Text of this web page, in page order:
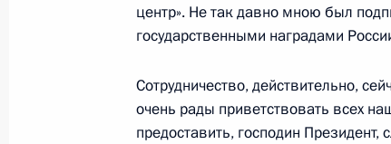
Переговоры с Лидером
Каддафи
центр». Не так давно мною был
государственными наградами
Сотрудничество, действительно,
очень рады приветствовать всех
предоставить, господин Президент,